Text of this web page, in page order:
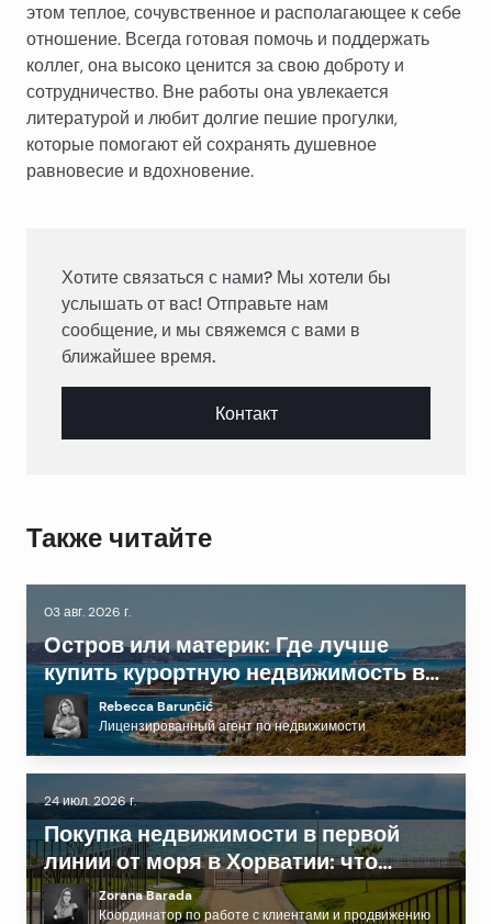
этом теплое, сочувственное и располагающее к себе
отношение. Всегда готовая помочь и поддержать
коллег, она высоко ценится за свою доброту и
сотрудничество. Вне работы она увлекается
литературой и любит долгие пешие прогулки,
которые помогают ей сохранять душевное
равновесие и вдохновение.
Хотите связаться с нами? Мы хотели бы
услышать от вас! Отправьте нам
сообщение, и мы свяжемся с вами в
ближайшее время.
Контакт
Также читайте
03 авг. 2026 г.
Остров или материк: Где лучше
купить курортную недвижимость в
Далмации?
Rebecca Barunčić
Лицензированный агент по недвижимости
24 июл. 2026 г.
Покупка недвижимости в первой
линии от моря в Хорватии: что
нужно знать перед инвестированием
Zorana Barada
Координатор по работе с клиентами и продвижению